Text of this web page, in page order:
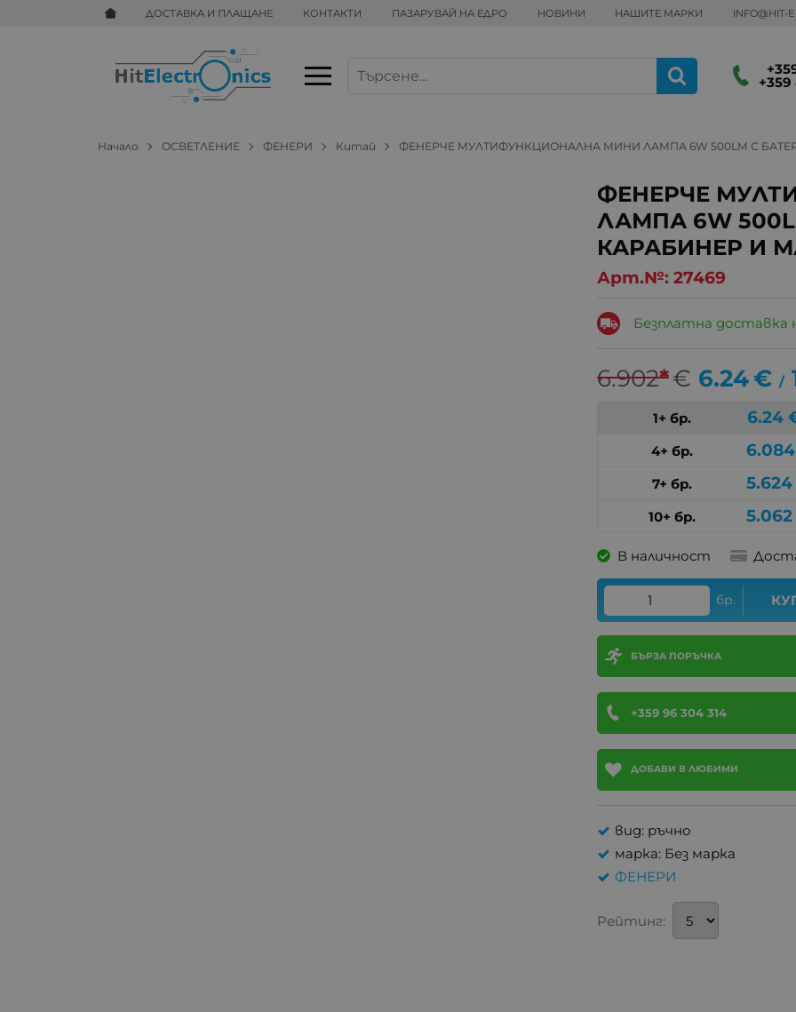
ДОСТАВКА И ПЛАЩАНЕ КОНТАКТИ ПАЗАРУВАЙ НА ЕДРО НОВИНИ НАШИТЕ МАРКИ INFO@HIT-
+359
Начало ОСВЕТЛЕНИЕ ФЕНЕРИ Китай ФЕНЕРЧЕ МУЛТИФУНКЦИОНАЛНА МИНИ ЛАМПА 6W 500LM С
ФЕНЕРЧЕ
ЛАМПА 6W
КАРАБИНЕР И
Арт.№: 27469
Безплатна доставка
6.902*€ 6.24€ /
1+ бр. 6.24
4+ бр. 6.084
7+ бр. 5.624
10+ бр. 5.062
В наличност
бр.
БЪРЗА ПОРЪЧКА
+359 96 304 314
ДОБАВИ В ЛЮБИМИ
вид: ръчно
марка: Без марка
ФЕНЕРИ
Рейтинг: